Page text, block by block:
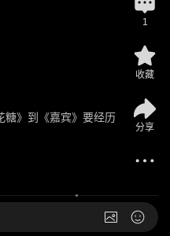
糖》到《嘉宾》要经历
1
收藏
分享